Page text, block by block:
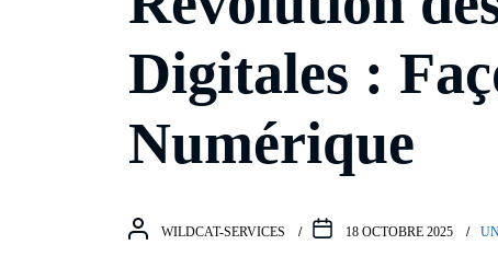
Digitales :
Numérique
WILDCAT-SERVICES 18 OCTOBRE 2025